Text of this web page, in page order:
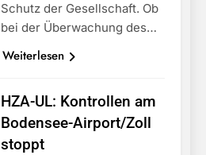
Schutz der Gesellschaft. Ob
bei der Überwachung des…
Weiterlesen
HZA-UL: Kontrollen am
Bodensee-Airport/Zoll
stoppt